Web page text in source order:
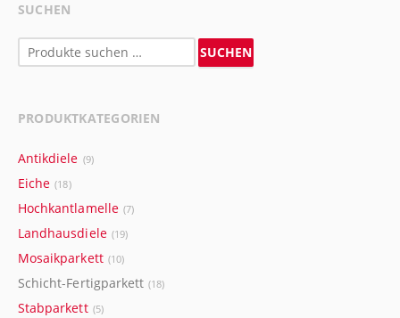
SUCHEN
Suchen
nach:
SUCHEN
PRODUKTKATEGORIEN
Antikdiele (9)
Eiche (18)
Hochkantlamelle (7)
Landhausdiele (19)
Mosaikparkett (10)
Schicht-Fertigparkett (18)
Stabparkett (5)